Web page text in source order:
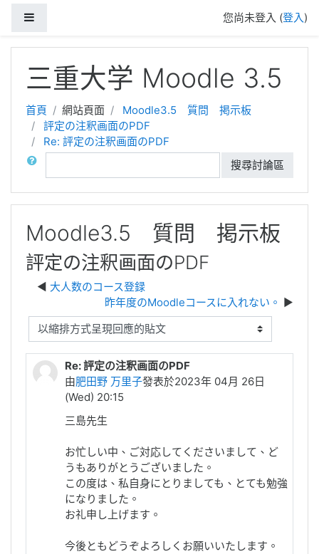
您尚未登入 (登入)
三重大学 Moodle 3.5
首頁 網站頁面
Moodle3.5 質問 掲示板
評定の注釈画面のPDF
Re: 評定の注釈画面のPDF
搜尋
搜尋討論區
Moodle3.5 質問 掲示板
評定の注釈画面のPDF
大人数のコース登録
昨年度のMoodleコースに入れない。
顯示模式
Re: 評定の注釈画面のPDF
由肥田野 万里子發表於2023年 04月 26日
(Wed) 20:15
三島先生
お忙しい中、ご対応してくださいまして、ど
うもありがとうございました。
この度は、私自身にとりましても、とても勉強
になりました。
お礼申し上げます。
今後ともどうぞよろしくお願いいたします。